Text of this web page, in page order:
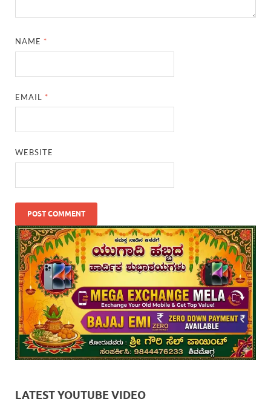
NAME *
EMAIL *
WEBSITE
LATEST YOUTUBE VIDEO